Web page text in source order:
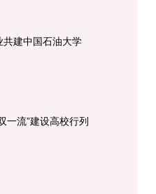
共建中国石油大学
一流”建设高校行列